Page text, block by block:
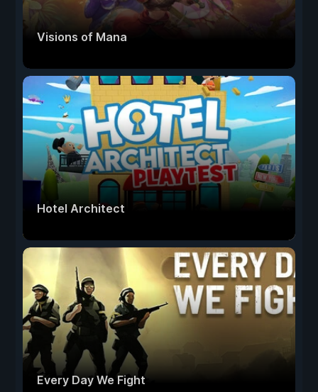
Visions of Mana
Hotel Architect
Every Day We Fight